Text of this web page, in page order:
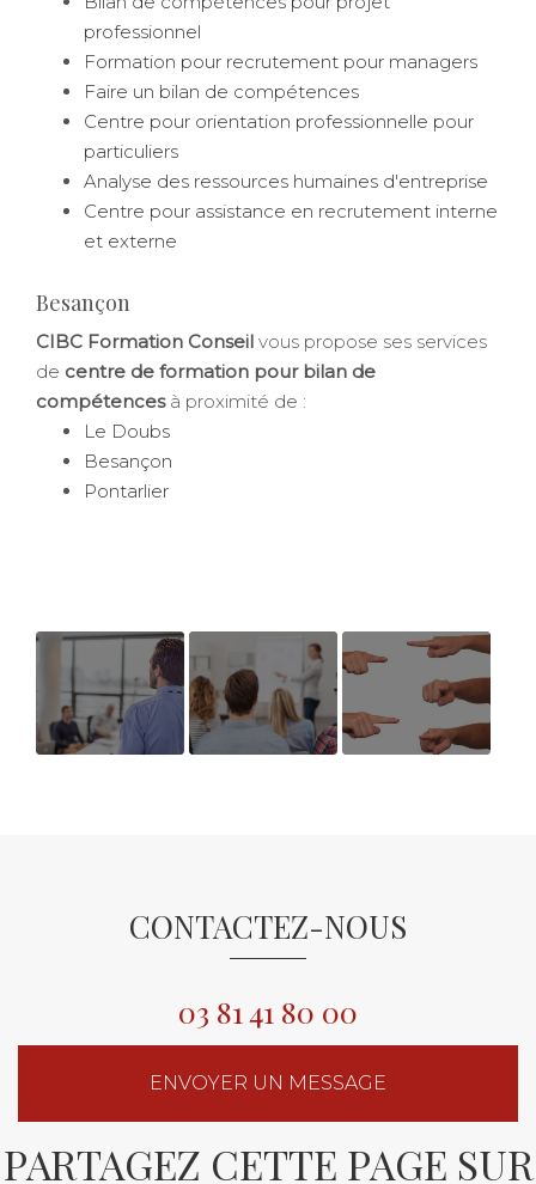
professionnel
Formation pour recrutement pour managers
Faire un bilan de compétences
Centre pour orientation professionnelle pour
particuliers
Analyse des ressources humaines d'entreprise
Centre pour assistance en recrutement interne
et externe
Besançon
CIBC Formation Conseil vous propose ses services
de centre de formation pour bilan de
compétencesà proximité de :
Le Doubs
Besançon
Pontarlier
confinement
CONTACTEZ-NOUS
03 81 41 80 00
ENVOYER UN MESSAGE
PARTAGEZ CETTE PAGE SUR